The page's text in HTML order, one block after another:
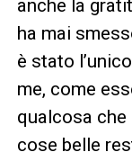
anche la
ha mai
è stato
me, come
qualcosa che
cose belle